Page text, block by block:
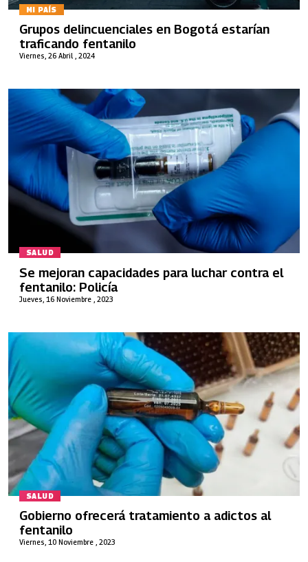
MI PAÍS
Viernes, 26 Abril , 2024
Grupos delincuenciales en Bogotá estarían
traficando fentanilo
SALUD
Jueves, 16 Noviembre , 2023
Se mejoran capacidades para luchar contra el
fentanilo: Policía
SALUD
Viernes, 10 Noviembre , 2023
Gobierno ofrecerá tratamiento a adictos al
fentanilo